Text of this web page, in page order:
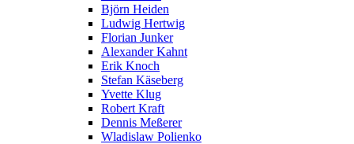
Björn Heiden
Ludwig Hertwig
Florian Junker
Alexander Kahnt
Erik Knoch
Stefan Käseberg
Yvette Klug
Robert Kraft
Dennis Meßerer
Wladislaw Polienko